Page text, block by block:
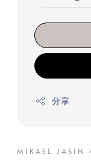
分享
MIKAEL JASIN